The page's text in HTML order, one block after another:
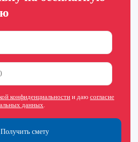
Получить смету
конфиденциальности и даю согласие
данных.